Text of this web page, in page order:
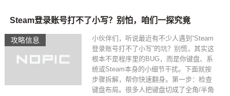
攻略信息
Steam登录账号打不了小写？别怕，咱们一探究竟
小伙伴们，听说最近有不少人遇到“Steam
登录账号打不了小写”的坑？别慌，其实这
根本不是程序里的BUG，而是你键盘、系
统或Steam本身的小细节干扰。下面就按
步骤拆解，帮你快速翻身。第一步：检查
键盘布局。很多人把键盘切成了全角/半角